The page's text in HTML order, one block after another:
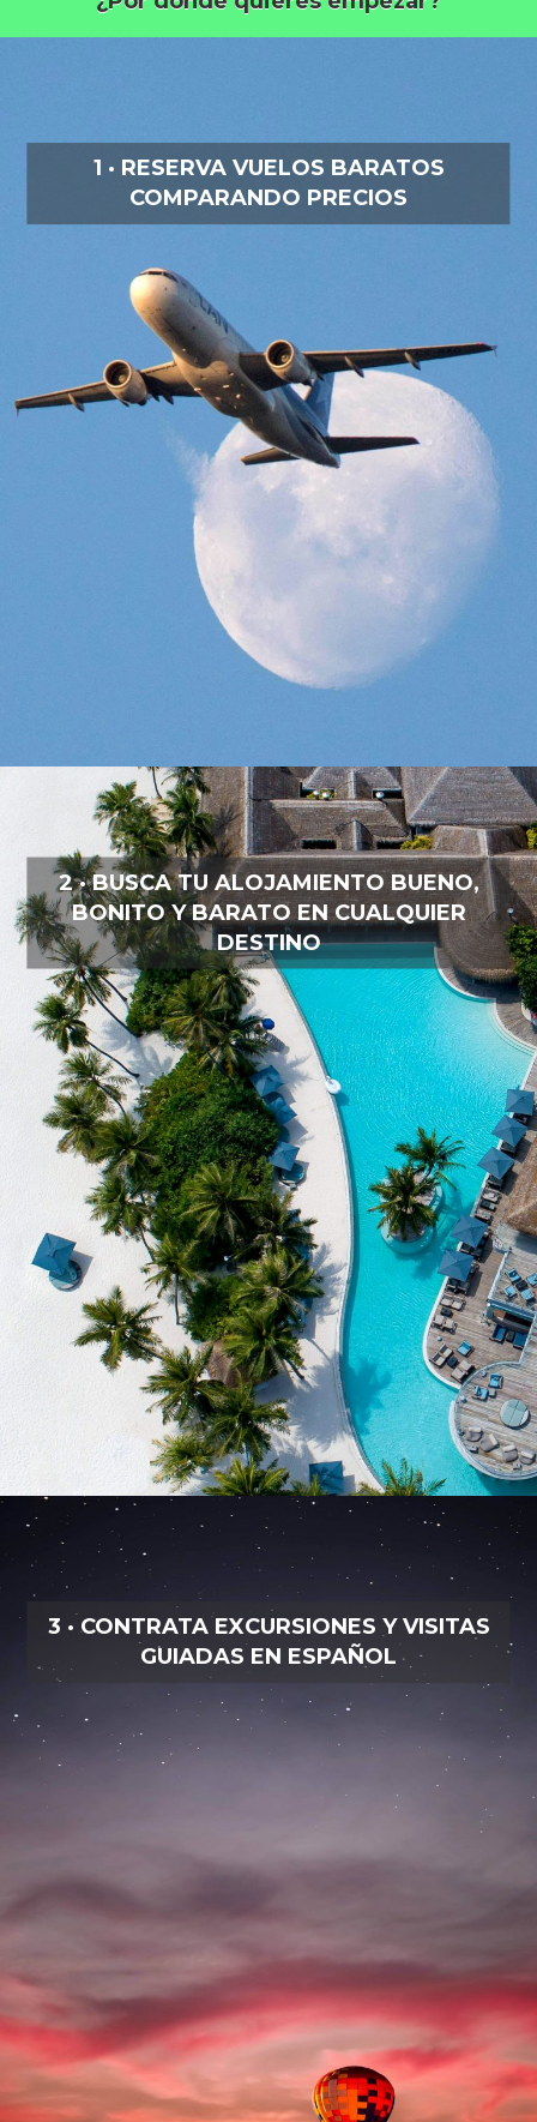
1 · RESERVA VUELOS BARATOS
COMPARANDO PRECIOS
2 · BUSCA TU ALOJAMIENTO BUENO,
BONITO Y BARATO EN CUALQUIER
DESTINO
3 · CONTRATA EXCURSIONES Y VISITAS
GUIADAS EN ESPAÑOL